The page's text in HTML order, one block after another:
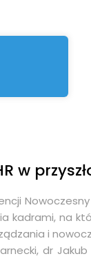
w
kadrami, na
i
dr Jakub